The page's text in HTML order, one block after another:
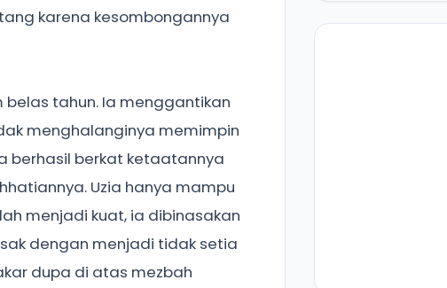
karena kesombongannya
tahun. Ia menggantikan
menghalanginya memimpin
berhasil berkat ketaatannya
Uzia hanya mampu
menjadi kuat, ia dibinasakan
dengan menjadi tidak setia
dupa di atas mezbah